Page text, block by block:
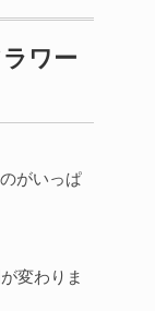
ワー
がいっぱ
変わりま